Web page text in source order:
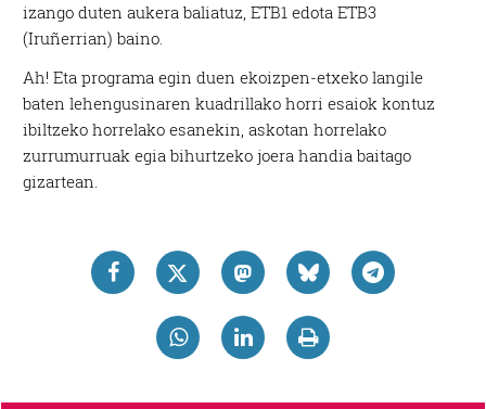
izango duten aukera baliatuz, ETB1 edota ETB3
(Iruñerrian) baino.
Ah! Eta programa egin duen ekoizpen-etxeko langile
baten lehengusinaren kuadrillako horri esaiok kontuz
ibiltzeko horrelako esanekin, askotan horrelako
zurrumurruak egia bihurtzeko joera handia baitago
gizartean.